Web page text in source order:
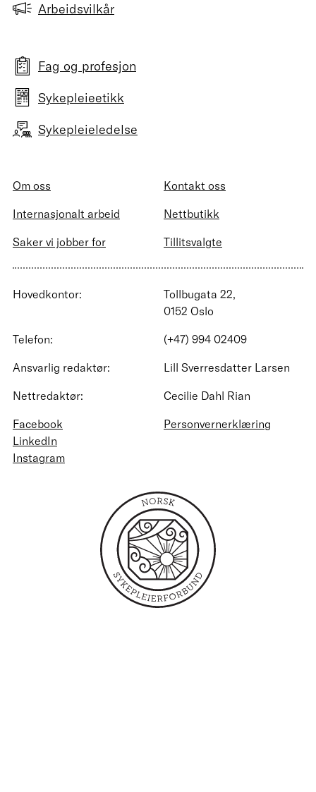
Arbeidsvilkår
Fag og profesjon
Sykepleieetikk
Sykepleieledelse
Om oss
Kontakt oss
Internasjonalt arbeid
Nettbutikk
Saker vi jobber for
Tillitsvalgte
Hovedkontor:
Tollbugata 22,
0152 Oslo
Telefon:
(+47) 994 02409
Ansvarlig redaktør:
Lill Sverresdatter Larsen
Nettredaktør:
Cecilie Dahl Rian
Facebook
LinkedIn
Instagram
Personvernerklæring